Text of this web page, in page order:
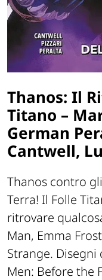
Thanos: Il
Titano –
German
Cantwell,
Thanos contro
Terra! Il Folle
ritrovare
Man, Emma
Strange. Disegni
Men: Before the